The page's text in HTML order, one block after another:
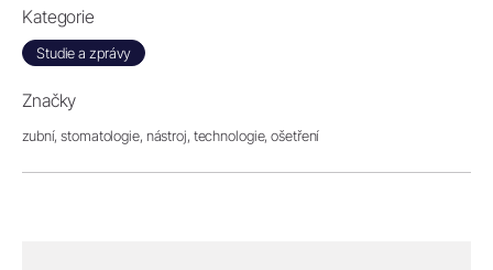
Kategorie
Studie a zprávy
Značky
zubní, stomatologie, nástroj, technologie, ošetření